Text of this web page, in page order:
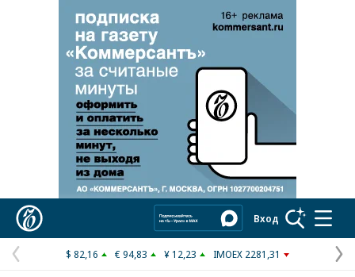
Реклама в «Ъ» www.kommersant.ru/ad
Вход
Предыдущая
$ 82,16 € 94,83 ¥ 12,23 IMOEX 2281,31